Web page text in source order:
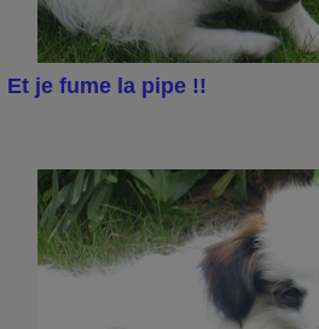
Et je fume la pipe !!